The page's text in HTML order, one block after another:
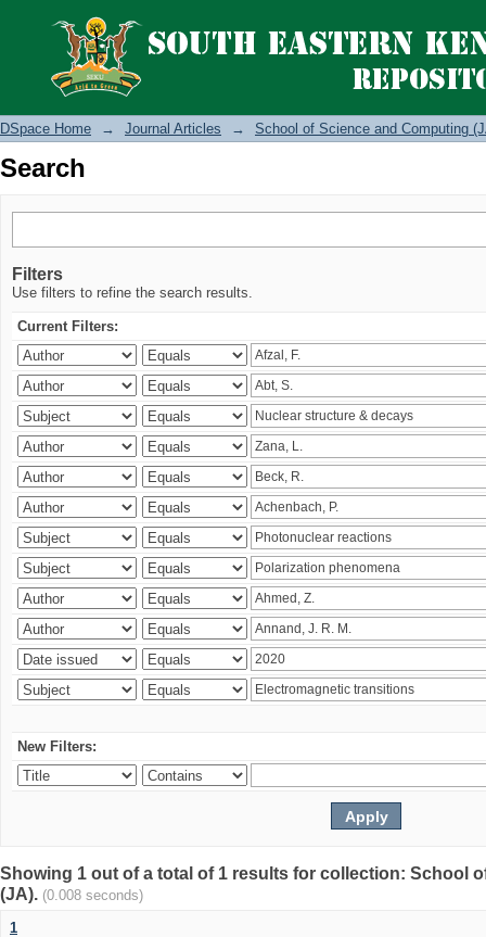
Search
DSpace Home → Journal Articles → School of Science and Computing
Search
Filters
Use filters to refine the search results.
Current Filters:
New Filters:
Showing 1 out of a total of 1 results for collection: School
(JA). (0.008 seconds)
1